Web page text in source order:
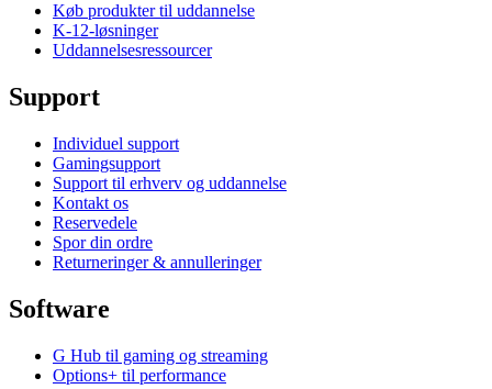
Køb produkter til uddannelse
K-12-løsninger
Uddannelsesressourcer
Support
Individuel support
Gamingsupport
Support til erhverv og uddannelse
Kontakt os
Reservedele
Spor din ordre
Returneringer & annulleringer
Software
G Hub til gaming og streaming
Options+ til performance